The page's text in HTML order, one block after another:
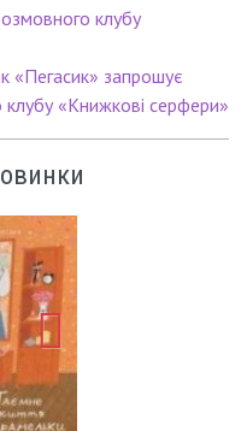
клубу
«Пегасик» запрошує
«Книжкові серфери»